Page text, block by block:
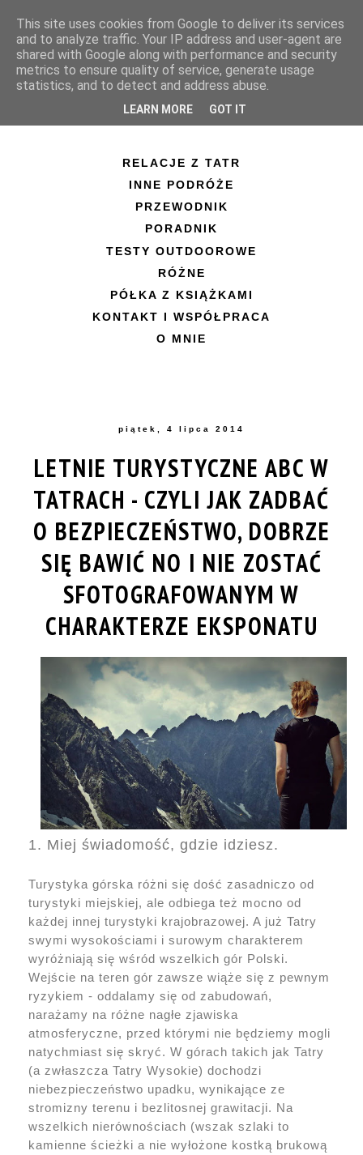
RELACJE Z TATR
INNE PODRÓŻE
PRZEWODNIK
PORADNIK
TESTY OUTDOOROWE
RÓŻNE
PÓŁKA Z KSIĄŻKAMI
KONTAKT I WSPÓŁPRACA
O MNIE
piątek, 4 lipca 2014
LETNIE TURYSTYCZNE ABC W
TATRACH - CZYLI JAK ZADBAĆ
O BEZPIECZEŃSTWO, DOBRZE
SIĘ BAWIĆ NO I NIE ZOSTAĆ
SFOTOGRAFOWANYM W
CHARAKTERZE EKSPONATU
1. Miej świadomość, gdzie idziesz.
Turystyka górska różni się dość zasadniczo od
turystyki miejskiej, ale odbiega też mocno od
każdej innej turystyki krajobrazowej. A już Tatry
swymi wysokościami i surowym charakterem
wyróżniają się wśród wszelkich gór Polski.
Wejście na teren gór zawsze wiąże się z pewnym
ryzykiem - oddalamy się od zabudowań,
narażamy na różne nagłe zjawiska
atmosferyczne, przed którymi nie będziemy mogli
natychmiast się skryć. W górach takich jak Tatry
(a zwłaszcza Tatry Wysokie) dochodzi
niebezpieczeństwo upadku, wynikające ze
stromizny terenu i bezlitosnej grawitacji. Na
wszelkich nierównościach (wszak szlaki to
kamienne ścieżki a nie wyłożone kostką brukową
This site uses cookies from Google to deliver its services
and to analyze traffic. Your IP address and user-agent are
shared with Google along with performance and security
metrics to ensure quality of service, generate usage
statistics, and to detect and address abuse.
LEARN MORE GOT IT